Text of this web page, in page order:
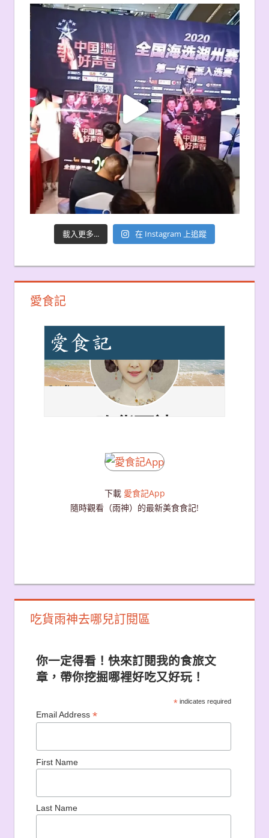
載入更多... 在 Instagram 上追蹤
愛食記
下載 愛食記App
隨時觀看（雨神）的最新美食食記!
吃貨雨神去哪兒訂閱區
你一定得看！快來訂閱我的食旅文
章，帶你挖掘哪裡好吃又好玩！
*indicates required
Email Address *
First Name
Last Name